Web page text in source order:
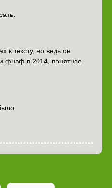
к тексту, но ведь он
фнаф в 2014, понятное